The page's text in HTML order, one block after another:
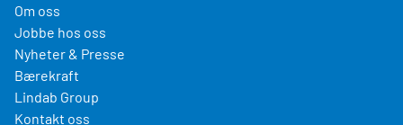
Om oss
Jobbe hos oss
Nyheter & Presse
Bærekraft
Lindab Group
Kontakt oss